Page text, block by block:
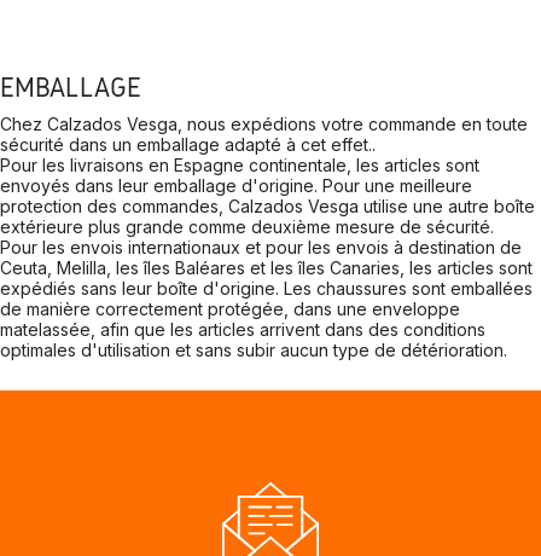
EMBALLAGE
Chez Calzados Vesga, nous expédions votre commande en toute
sécurité dans un emballage adapté à cet effet..
Pour les livraisons en Espagne continentale, les articles sont
envoyés dans leur emballage d'origine. Pour une meilleure
protection des commandes, Calzados Vesga utilise une autre boîte
extérieure plus grande comme deuxième mesure de sécurité.
Pour les envois internationaux et pour les envois à destination de
Ceuta, Melilla, les îles Baléares et les îles Canaries, les articles sont
expédiés sans leur boîte d'origine. Les chaussures sont emballées
de manière correctement protégée, dans une enveloppe
matelassée, afin que les articles arrivent dans des conditions
optimales d'utilisation et sans subir aucun type de détérioration.